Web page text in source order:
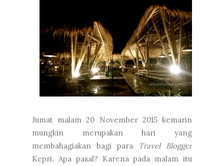
Jumat malam 20 November 2015 kemarin
mungkin merupakan hari yang
membahagiakan bagi para
Travel Blogger
Kepri. Apa pasal? Karena pada malam itu